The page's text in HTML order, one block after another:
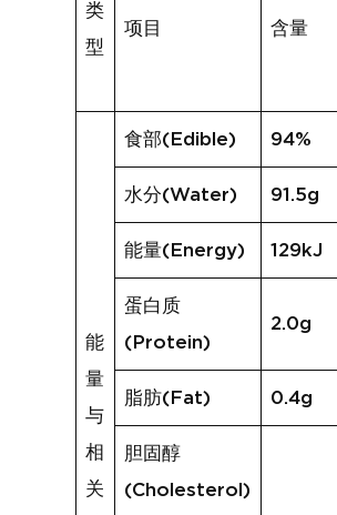
类
型
项目 含量
能
量
与
相
关
食部(Edible) 94%
水分(Water) 91.5g
能量(Energy) 129kJ
蛋白质
(Protein)
2.0g
脂肪(Fat) 0.4g
胆固醇
(Cholesterol)